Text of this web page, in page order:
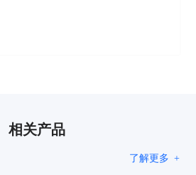
相关产品
了解更多 +